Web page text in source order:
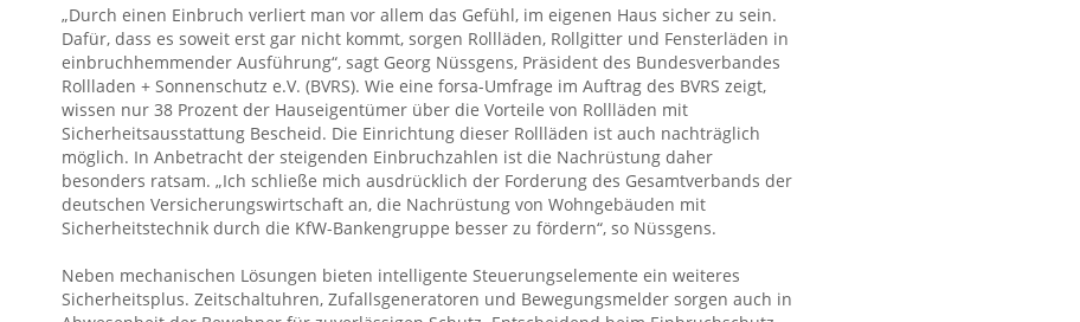
„Durch einen Einbruch verliert man vor allem das Gefühl, im eigenen Haus sicher zu sein.
Dafür, dass es soweit erst gar nicht kommt, sorgen Rollläden, Rollgitter und Fensterläden in
einbruchhemmender Ausführung“, sagt Georg Nüssgens, Präsident des Bundesverbandes
Rollladen + Sonnenschutz e.V. (BVRS). Wie eine forsa-Umfrage im Auftrag des BVRS zeigt,
wissen nur 38 Prozent der Hauseigentümer über die Vorteile von Rollläden mit
Sicherheitsausstattung Bescheid. Die Einrichtung dieser Rollläden ist auch nachträglich
möglich. In Anbetracht der steigenden Einbruchzahlen ist die Nachrüstung daher
besonders ratsam. „Ich schließe mich ausdrücklich der Forderung des Gesamtverbands der
deutschen Versicherungswirtschaft an, die Nachrüstung von Wohngebäuden mit
Sicherheitstechnik durch die KfW-Bankengruppe besser zu fördern“, so Nüssgens.
Neben mechanischen Lösungen bieten intelligente Steuerungselemente ein weiteres
Sicherheitsplus. Zeitschaltuhren, Zufallsgeneratoren und Bewegungsmelder sorgen auch in